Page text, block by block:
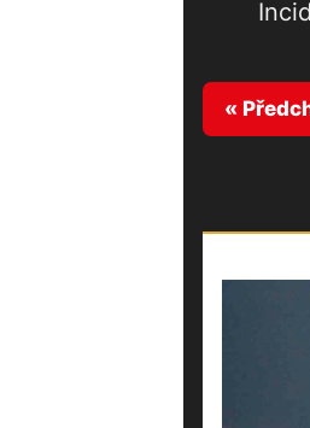
«